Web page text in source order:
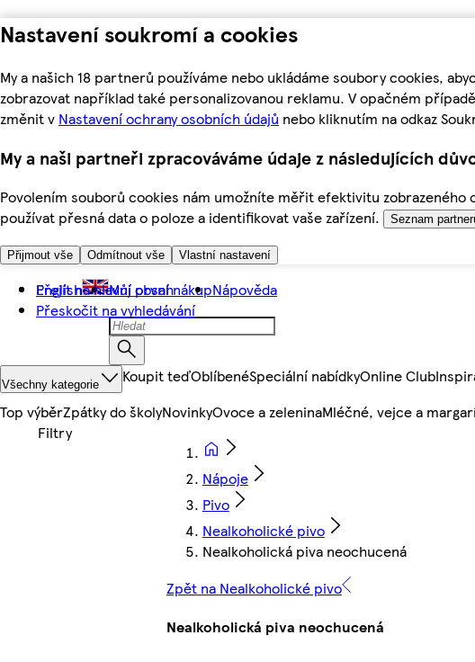
Nastavení soukromí a cookies
My a našich 18 partnerů používáme nebo ukládáme soubory cookies,
zobrazovat například také personalizovanou reklamu. V opačném
změnit v Nastavení ochrany osobních údajů nebo kliknutím na odkaz
My a naši partneři zpracováváme údaje z následujících
Povolením souborů cookies nám umožníte měřit efektivitu
používat přesná data o poloze a identifikovat vaše zařízení.
Seznam
Přijmout vše Odmítnout vše Vlastní nastavení
Přejít na hlavní obsah
Přeskočit na vyhledávání
English Můj první nákupNápověda
Všechny kategorie Koupit teďOblíbenéSpeciální nabídkyOnline Club
Top výběrZpátky do školyNovinkyOvoce a zeleninaMléčné, vejce a
Nápoje
Pivo
Nealkoholické pivo
Nealkoholická piva neochucená
Zpět na Nealkoholické pivo
Nealkoholická piva neochucená